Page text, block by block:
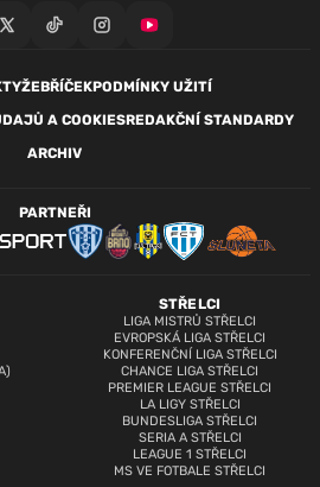
ŽEBŘÍČEKPODMÍNKY UŽITÍ
A COOKIESREDAKČNÍ STANDARDY
ARCHIV
STŘELCI
LIGA MISTRŮ STŘELCI
EVROPSKÁ LIGA STŘELCI
KONFERENČNÍ LIGA STŘELCI
CHANCE LIGA STŘELCI
PREMIER LEAGUE STŘELCI
LA LIGY STŘELCI
BUNDESLIGA STŘELCI
SERIA A STŘELCI
LEAGUE 1 STŘELCI
MS VE FOTBALE STŘELCI
PARTNEŘI